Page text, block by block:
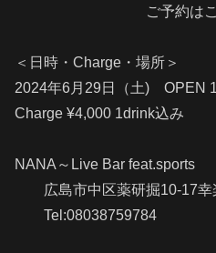
ご予約はこ
＜日時・Charge・場所＞
2024年6月29日（土) OPEN
Charge ¥4,000 1drink込み
NANA～Live Bar feat.sports
広島市中区薬研掘10-17幸
Tel:08038759784